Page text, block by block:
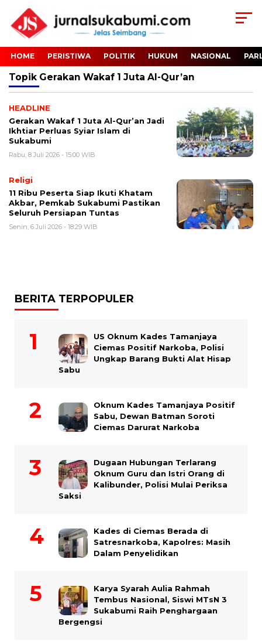
HOME PERISTIWA POLITIK HUKUM NASIONAL
Topik Gerakan Wakaf 1 Juta Al-Qur’an
HEADLINE
Gerakan Wakaf 1 Juta Al-Qur’an Jadi
Ikhtiar Perluas Syiar Islam di
Sukabumi
Rabu, 8 Juli 2026 - 15:00 WIB
Religi
11 Ribu Peserta Siap Ikuti Khatam
Akbar, Pemkab Sukabumi Pastikan
Seluruh Persiapan Tuntas
Senin, 6 Juli 2026 - 18:29 WIB
BERITA TERPOPULER
US Oknum Kades Tamanjaya
Ciemas Positif Narkoba, Polisi
Ungkap Barang Bukti Alat Hisap
Sabu
Oknum Kades Tamanjaya Positif
Sabu, Dewan Batman Soroti
Ciemas Darurat Narkoba
Dugaan Hubungan Terlarang
Oknum Guru dan Istri Orang di
Kalibunder, Polisi Mulai Periksa
Saksi
Kades di Ciemas Berada di
Satresnarkoba, Kapolres: Masih
Dalam Penyelidikan
Karya Syarah Aulia Rahmah
Tembus Nasional, Siswi MTsN 3
Sukabumi Raih Penghargaan
Bergengsi